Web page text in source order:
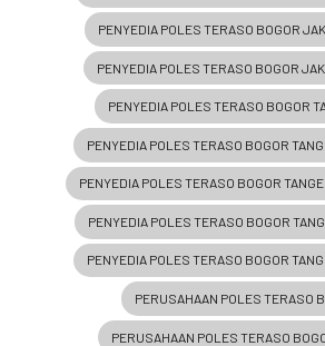
PENYEDIA POLES TERASO BOGOR
PENYEDIA POLES TERASO BOGOR
PENYEDIA POLES TERASO BOGOR
PENYEDIA POLES TERASO BOGOR
PENYEDIA POLES TERASO BOGOR
PENYEDIA POLES TERASO BOGOR
PENYEDIA POLES TERASO BOGOR
PERUSAHAAN POLES TERASO
PERUSAHAAN POLES TERASO